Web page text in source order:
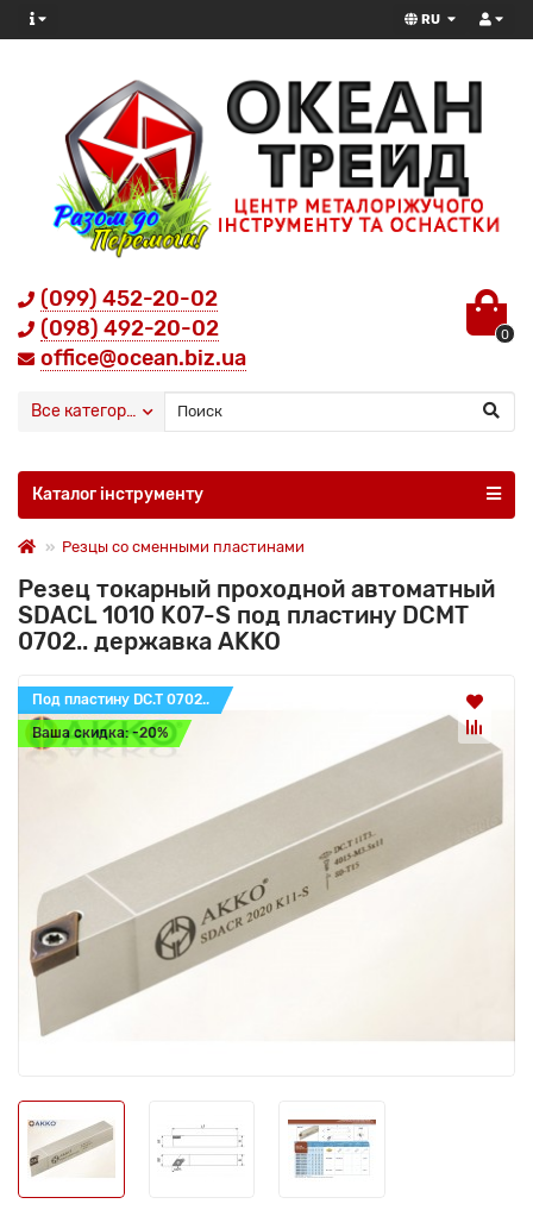
RU
(099) 452-20-02
(098) 492-20-02
office@ocean.biz.ua
0
Все категории
Каталог інструменту
Резцы со сменными пластинами
Резец токарный проходной автоматный
SDACL 1010 K07-S под пластину DCMT
0702.. державка AKKO
Под пластину DC.T 0702..
Ваша скидка: -20%